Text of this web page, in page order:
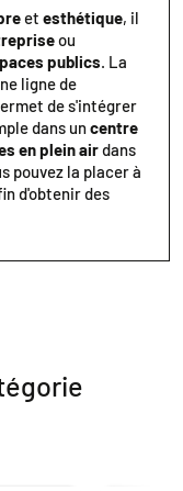
et esthétique, il
ou
publics. La
ligne de
de s'intégrer
dans uncentre
en plein airdans
pouvez la placer à
d'obtenir des